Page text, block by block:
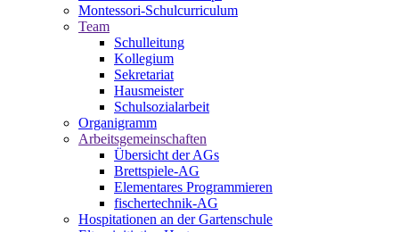
Montessori-Schulcurriculum
Team
Schulleitung
Kollegium
Sekretariat
Hausmeister
Schulsozialarbeit
Organigramm
Arbeitsgemeinschaften
Übersicht der AGs
Brettspiele-AG
Elementares Programmieren
fischertechnik-AG
Hospitationen an der Gartenschule